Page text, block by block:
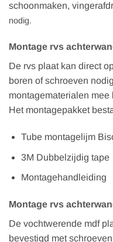
schoonmaken,
nodig.
Montage rvs
De rvs plaat kan direct
boren of schroeven
montagematerialen mee
Het montagepakket
Tube montagelijm
3M Dubbelzijdig tape
Montagehandleiding
Montage rvs
De vochtwerende mdf
bevestigd met